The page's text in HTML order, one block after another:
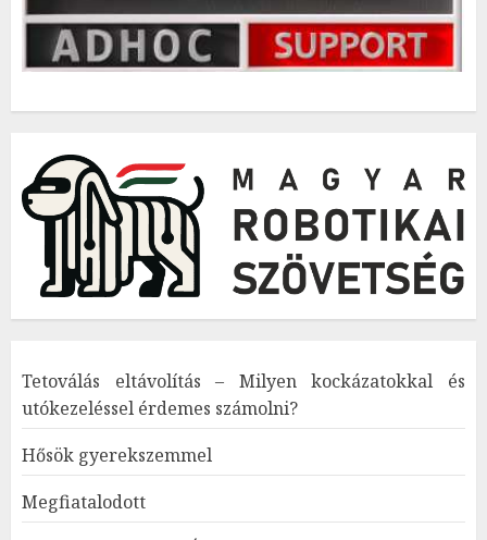
Tetoválás eltávolítás – Milyen kockázatokkal és
utókezeléssel érdemes számolni?
Hősök gyerekszemmel
Megfiatalodott